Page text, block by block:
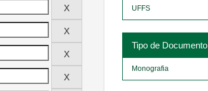
UFFS
Tipo de Documento
Monografia